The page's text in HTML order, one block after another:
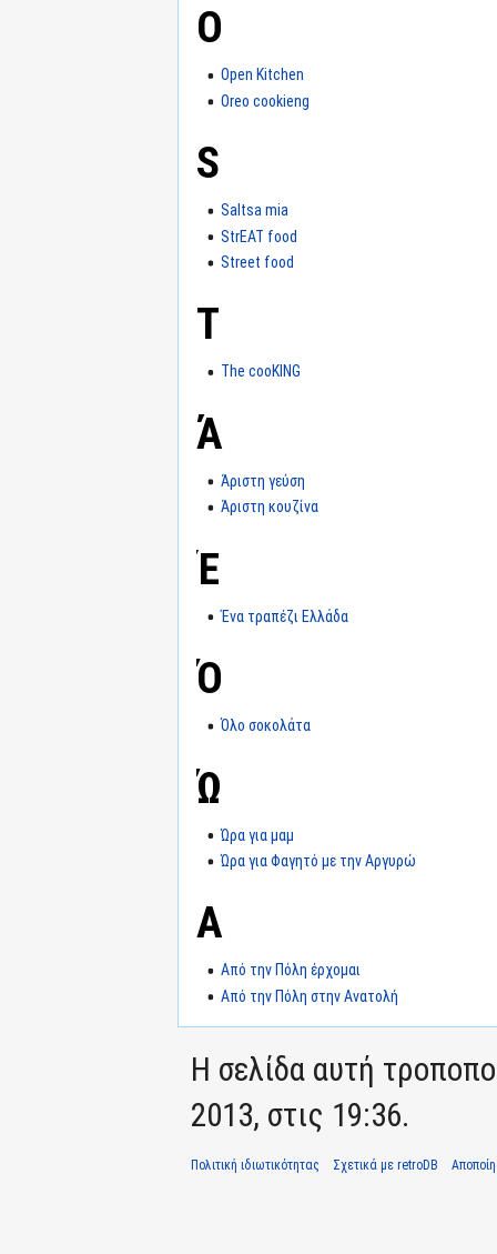
O
Open Kitchen
Oreo cookieng
S
Saltsa mia
StrEAT food
Street food
T
The cooKING
Ά
Άριστη γεύση
Άριστη κουζίνα
Έ
Ένα τραπέζι Ελλάδα
Ό
Όλο σοκολάτα
Ώ
Ώρα για μαμ
Ώρα για Φαγητό με την Αργυρώ
Α
Από την Πόλη έρχομαι
Από την Πόλη στην Ανατολή
Η σελίδα αυτή
2013, στις 19:36.
Πολιτική ιδιωτικότητας Σχετικά με retroDB